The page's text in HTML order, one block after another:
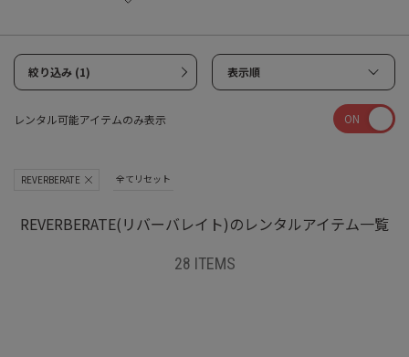
絞り込み (1) 表示順
レンタル可能アイテムのみ表示 ON
REVERBERATE 全てリセット
REVERBERATE(リバーバレイト)のレンタルアイテム一覧
28 ITEMS